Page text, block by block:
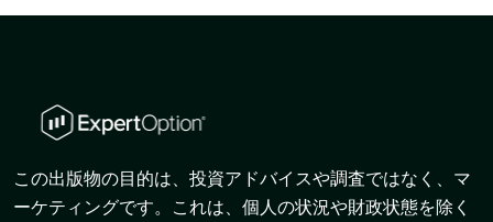
この出版物の目的は、投資アドバイスや調査ではなく、マ
ーケティングです。これは、個人の状況や財政状態を除く